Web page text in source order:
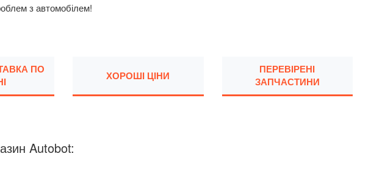
з автомобілем!
ПО
ХОРОШІ ЦІНИ
ПЕРЕВІРЕНІ
ЗАПЧАСТИНИ
Autobot: